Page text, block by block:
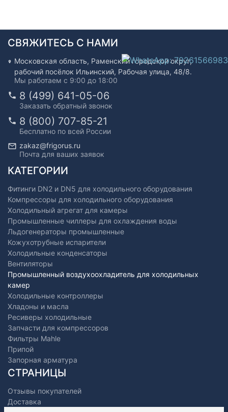
СВЯЖИТЕСЬ С НАМИ
Московская область, Раменский городской округ,
рабочий посёлок Ильинский, Рабочая улица, 48/8.
Мы работаем с 9:00 до 18:00
8 (499) 641-05-06
Заказать обратный звонок
8 (800) 707-85-21
Бесплатно по всей России
zakaz@frigorus.ru
Почта для ваших заявок
КАТЕГОРИИ
Фитинги DN2 и DN5 для холодильного оборудования
Компрессоры для холодильного оборудования
Холодильный агрегат для камеры
Промышленные чиллеры для охлаждения воды
Льдогенераторы промышленные
Кожухотрубные испарители
Холодильные конденсаторы
Вентиляторы
Промышленный воздухоохладитель для холодильных
камер
Холодильные контроллеры
Хладоны и масла
Ресиверы холодильные
Запчасти для компрессоров
Фильтры Mahle
Припой
Запорная арматура
СТРАНИЦЫ
Отзывы покупателей
Доставка